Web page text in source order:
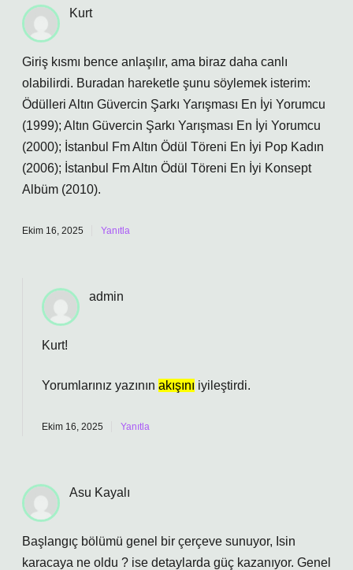
Kurt
Giriş kısmı bence anlaşılır, ama biraz daha canlı
olabilirdi. Buradan hareketle şunu söylemek isterim:
Ödülleri Altın Güvercin Şarkı Yarışması En İyi Yorumcu
(1999); Altın Güvercin Şarkı Yarışması En İyi Yorumcu
(2000); İstanbul Fm Altın Ödül Töreni En İyi Pop Kadın
(2006); İstanbul Fm Altın Ödül Töreni En İyi Konsept
Albüm (2010).
Ekim 16, 2025 Yanıtla
admin
Kurt!
Yorumlarınız yazının akışını iyileştirdi.
Ekim 16, 2025 Yanıtla
Asu Kayalı
Başlangıç bölümü genel bir çerçeve sunuyor, Isin
karacaya ne oldu ? ise detaylarda güç kazanıyor. Genel